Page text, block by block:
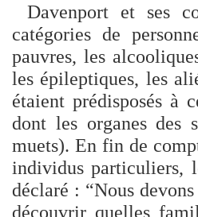
Davenport et ses
catégories de
pauvres, les
les épileptiques, les
étaient prédisposés à
dont les organes des
muets). En fin de
individus particuliers,
déclaré : “Nous
découvrir quelles